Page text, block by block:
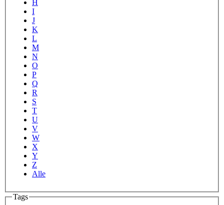
H
I
J
K
L
M
N
O
P
Q
R
S
T
U
V
W
X
Y
Z
Alle
Tags